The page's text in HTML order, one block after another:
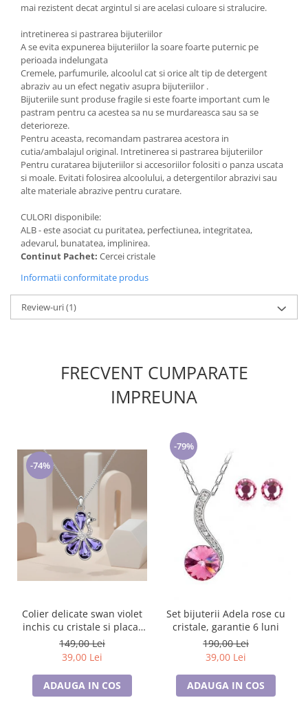
mai rezistent decat argintul si are acelasi culoare si stralucire.
intretinerea si pastrarea bijuteriilor
A se evita expunerea bijuteriilor la soare foarte puternic pe
perioada indelungata
Cremele, parfumurile, alcoolul cat si orice alt tip de detergent
abraziv au un efect negativ asupra bijuteriilor .
Bijuteriile sunt produse fragile si este foarte important cum le
pastram pentru ca acestea sa nu se murdareasca sau sa se
deterioreze.
Pentru aceasta, recomandam pastrarea acestora in
cutia/ambalajul original. Intretinerea si pastrarea bijuteriilor
Pentru curatarea bijuteriilor si accesoriilor folositi o panza uscata
si moale. Evitati folosirea alcoolului, a detergentilor abrazivi sau
alte materiale abrazive pentru curatare.
CULORI disponibile:
ALB - este asociat cu puritatea, perfectiunea, integritatea,
adevarul, bunatatea, implinirea.
Continut Pachet: Cercei cristale
Informatii conformitate produs
Review-uri(1)
FRECVENT CUMPARATE
IMPREUNA
-74%
Colier delicate swan violet
inchis cu cristale si placat
cu aur
149,00 Lei
39,00 Lei
ADAUGA IN COS
-79%
Set bijuterii Adela rose cu
cristale, garantie 6 luni
190,00 Lei
39,00 Lei
ADAUGA IN COS